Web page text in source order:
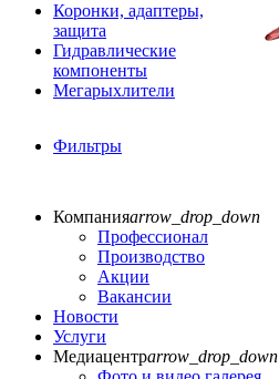
Коронки, адаптеры,
защита
Гидравлические
компоненты
Мегарыхлители
Фильтры
Компанияarrow_drop_down
Профессионал
Производство
Акции
Вакансии
Новости
Услуги
Медиацентрarrow_drop_down